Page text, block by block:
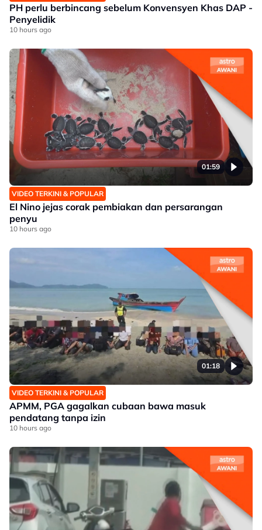
PH perlu berbincang sebelum Konvensyen Khas DAP -
Penyelidik
10 hours ago
01:59
VIDEO TERKINI & POPULAR
El Nino jejas corak pembiakan dan persarangan
penyu
10 hours ago
01:18
VIDEO TERKINI & POPULAR
APMM, PGA gagalkan cubaan bawa masuk
pendatang tanpa izin
10 hours ago